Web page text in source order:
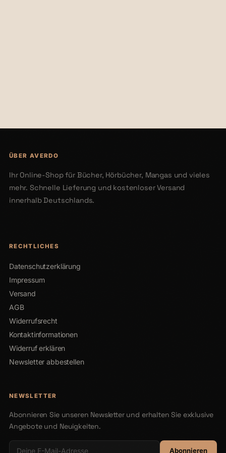
ÜBER AVERDO
Ihr Online-Shop für Bücher, Hörbücher, Mangas und vieles
mehr. Schnelle Lieferung und kostenloser Versand
innerhalb Deutschlands.
RECHTLICHES
Datenschutzerklärung
Impressum
Versand
AGB
Widerrufsrecht
Kontaktinformationen
Widerruf erklären
Newsletter abbestellen
NEWSLETTER
Abonnieren Sie unseren Newsletter und erhalten Sie exklusive
Angebote und Neuigkeiten.
Abonnieren